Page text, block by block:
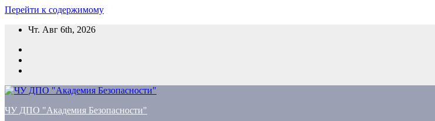
Перейти к содержимому
Чт. Авг 6th, 2026
ЧУ ДПО "Академия Безопасности"